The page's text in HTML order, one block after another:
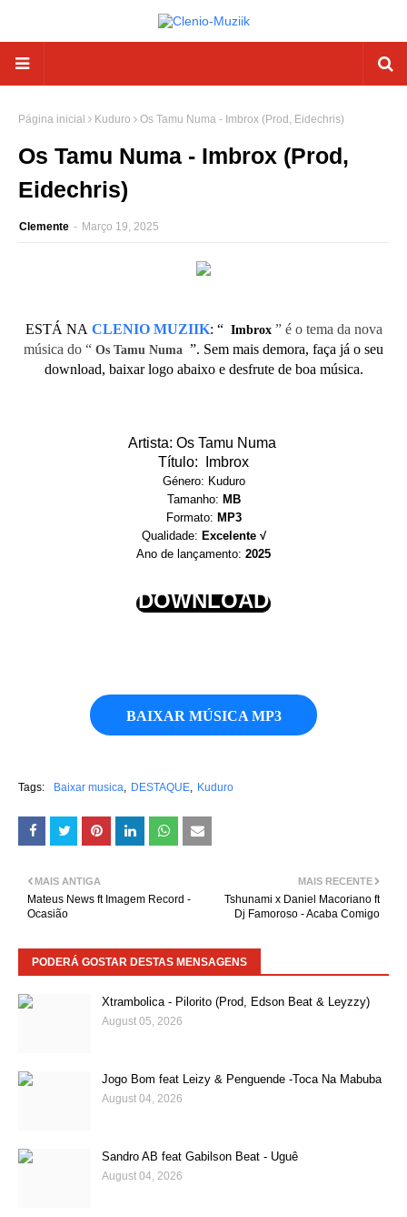
Página inicial Kuduro Os Tamu Numa - Imbrox (Prod, Eidechris)
Os Tamu Numa - Imbrox (Prod,
Eidechris)
Clemente - Março 19, 2025
ESTÁ NA CLENIO MUZIIK: “ Imbrox ” é o tema da nova
música do “ Os Tamu Numa ”. Sem mais demora, faça já o seu
download, baixar logo abaixo e desfrute de boa música.
Artista: Os Tamu Numa
Título: Imbrox
Género: Kuduro
Tamanho: MB
Formato: MP3
Qualidade: Excelente √
Ano de lançamento: 2025
DOWNLOAD
BAIXAR MÚSICA MP3
Tags: Baixar musica DESTAQUE Kuduro
MAIS RECENTE
Tshunami x Daniel Macoriano ft
Dj Famoroso - Acaba Comigo
MAIS ANTIGA
Mateus News ft Imagem Record -
Ocasião
PODERÁ GOSTAR DESTAS MENSAGENS
Xtrambolica - Pilorito (Prod, Edson Beat & Leyzzy)
August 05, 2026
Jogo Bom feat Leizy & Penguende -Toca Na Mabuba
August 04, 2026
Sandro AB feat Gabilson Beat - Uguê
August 04, 2026